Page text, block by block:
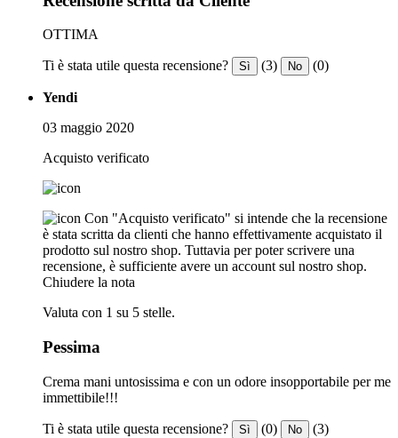
OTTIMA
Ti è stata utile questa recensione? Sì (3) No (0)
Yendi
03 maggio 2020
Acquisto verificato
Con "Acquisto verificato" si intende che la recensione
è stata scritta da clienti che hanno effettivamente acquistato il
prodotto sul nostro shop. Tuttavia per poter scrivere una
recensione, è sufficiente avere un account sul nostro shop.
Chiudere la nota
Valuta con 1 su 5 stelle.
Pessima
Crema mani untosissima e con un odore insopportabile per me
immettibile!!!
Ti è stata utile questa recensione? Sì (0) No (3)